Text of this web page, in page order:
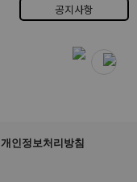
공지사항
개인정보처리방침